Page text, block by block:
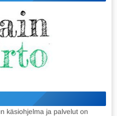
käsiohjelma ja palvelut on